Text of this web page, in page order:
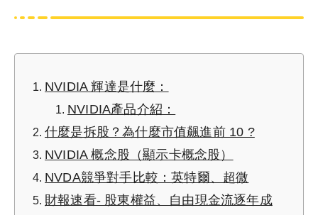
NVIDIA 輝達是什麼：
NVIDIA產品介紹：
什麼是拆股？為什麼市值飆進前 10 ?
NVIDIA 概念股（顯示卡概念股）
NVDA競爭對手比較：英特爾、超微
財報速看- 股東權益、自由現金流逐年成